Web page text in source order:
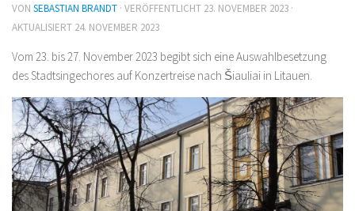
VON SEBASTIAN BRANDT · VERÖFFENTLICHT 23. NOVEMBER 2023 ·
AKTUALISIERT 24. NOVEMBER 2023
Vom 23. bis 27. November 2023 begibt sich eine Auswahlbesetzung
des Stadtsingechores auf Konzertreise nach Šiauliai in Litauen.